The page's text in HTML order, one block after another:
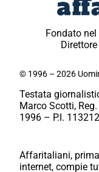
Fondato
© 1996 – 2026
Testata
Marco Scotti,
1996 – P.I.
Affaritaliani,
internet, compie